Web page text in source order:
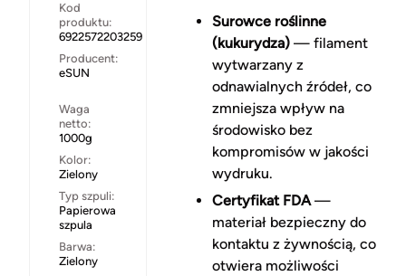
Kod
produktu:
6922572203259
Producent:
eSUN
Waga
netto:
1000g
Kolor:
Zielony
Typ szpuli:
Papierowa
szpula
Barwa:
Zielony
Surowce roślinne
(kukurydza)— filament
wytwarzany z
odnawialnych źródeł, co
zmniejsza wpływ na
środowisko bez
kompromisów w jakości
wydruku.
Certyfikat FDA—
materiał bezpieczny do
kontaktu z żywnością, co
otwiera możliwości